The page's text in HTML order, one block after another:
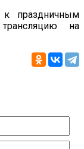
праздничным
на